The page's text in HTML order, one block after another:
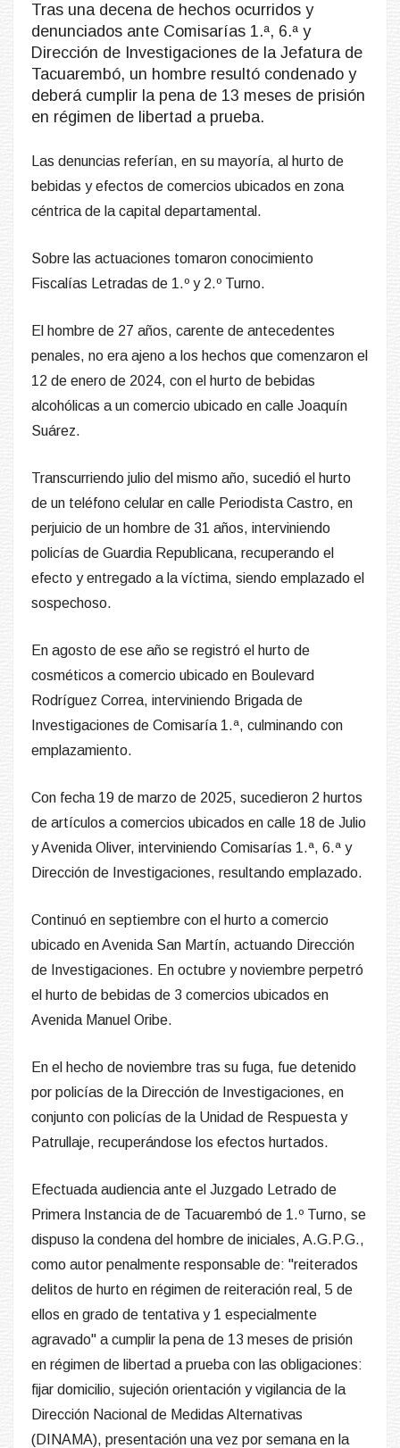
Tras una decena de hechos ocurridos y
denunciados ante Comisarías 1.ª, 6.ª y
Dirección de Investigaciones de la Jefatura de
Tacuarembó, un hombre resultó condenado y
deberá cumplir la pena de 13 meses de prisión
en régimen de libertad a prueba.
Las denuncias referían, en su mayoría, al hurto de
bebidas y efectos de comercios ubicados en zona
céntrica de la capital departamental.
Sobre las actuaciones tomaron conocimiento
Fiscalías Letradas de 1.º y 2.º Turno.
El hombre de 27 años, carente de antecedentes
penales, no era ajeno a los hechos que comenzaron el
12 de enero de 2024, con el hurto de bebidas
alcohólicas a un comercio ubicado en calle Joaquín
Suárez.
Transcurriendo julio del mismo año, sucedió el hurto
de un teléfono celular en calle Periodista Castro, en
perjuicio de un hombre de 31 años, interviniendo
policías de Guardia Republicana, recuperando el
efecto y entregado a la víctima, siendo emplazado el
sospechoso.
En agosto de ese año se registró el hurto de
cosméticos a comercio ubicado en Boulevard
Rodríguez Correa, interviniendo Brigada de
Investigaciones de Comisaría 1.ª, culminando con
emplazamiento.
Con fecha 19 de marzo de 2025, sucedieron 2 hurtos
de artículos a comercios ubicados en calle 18 de Julio
y Avenida Oliver, interviniendo Comisarías 1.ª, 6.ª y
Dirección de Investigaciones, resultando emplazado.
Continuó en septiembre con el hurto a comercio
ubicado en Avenida San Martín, actuando Dirección
de Investigaciones. En octubre y noviembre perpetró
el hurto de bebidas de 3 comercios ubicados en
Avenida Manuel Oribe.
En el hecho de noviembre tras su fuga, fue detenido
por policías de la Dirección de Investigaciones, en
conjunto con policías de la Unidad de Respuesta y
Patrullaje, recuperándose los efectos hurtados.
Efectuada audiencia ante el Juzgado Letrado de
Primera Instancia de de Tacuarembó de 1.º Turno, se
dispuso la condena del hombre de iniciales, A.G.P.G.,
como autor penalmente responsable de: "reiterados
delitos de hurto en régimen de reiteración real, 5 de
ellos en grado de tentativa y 1 especialmente
agravado" a cumplir la pena de 13 meses de prisión
en régimen de libertad a prueba con las obligaciones:
fijar domicilio, sujeción orientación y vigilancia de la
Dirección Nacional de Medidas Alternativas
(DINAMA), presentación una vez por semana en la